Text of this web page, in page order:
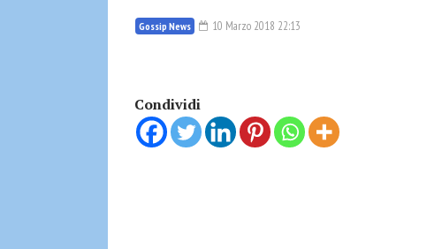
Gossip News 10 Marzo 2018 22:13
Condividi